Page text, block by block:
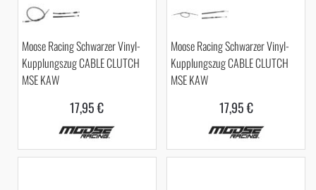
Moose Racing Schwarzer Vinyl-
Kupplungszug CABLE CLUTCH
MSE KAW
17,95 €
Moose Racing Schwarzer Vinyl-
Kupplungszug CABLE CLUTCH
MSE KAW
17,95 €